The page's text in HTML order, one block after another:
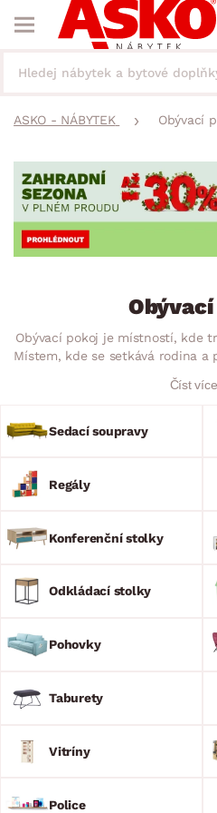
ASKO - NÁBYTEK Obývací
Obývací pokoj je místností, kde
Místem, kde se setkává rodina a
chvíle. Tento nábytek by měl v
najde své místo pro pohodlné
atraktivní design a praktická
Váš obývací pokoj ten správný
Číst více
Sedací soupravy
Regály
Konferenční stolky
Odkládací stolky
Pohovky
Taburety
Vitríny
Police